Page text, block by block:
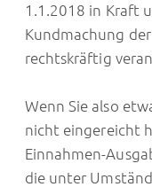
1.1.2018 in Kraft
Kundmachung
rechtskräftig
Wenn Sie also
nicht eingereicht
Einnahmen-
die unter